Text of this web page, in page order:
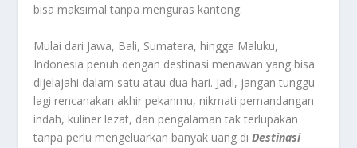
bisa maksimal tanpa menguras kantong.
Mulai dari Jawa, Bali, Sumatera, hingga Maluku,
Indonesia penuh dengan destinasi menawan yang bisa
dijelajahi dalam satu atau dua hari. Jadi, jangan tunggu
lagi rencanakan akhir pekanmu, nikmati pemandangan
indah, kuliner lezat, dan pengalaman tak terlupakan
tanpa perlu mengeluarkan banyak uang diDestinasi